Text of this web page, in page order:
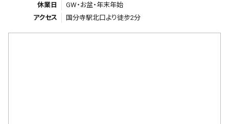
休業日
GW・お盆・年末年始
アクセス
国分寺駅北口より徒步2分